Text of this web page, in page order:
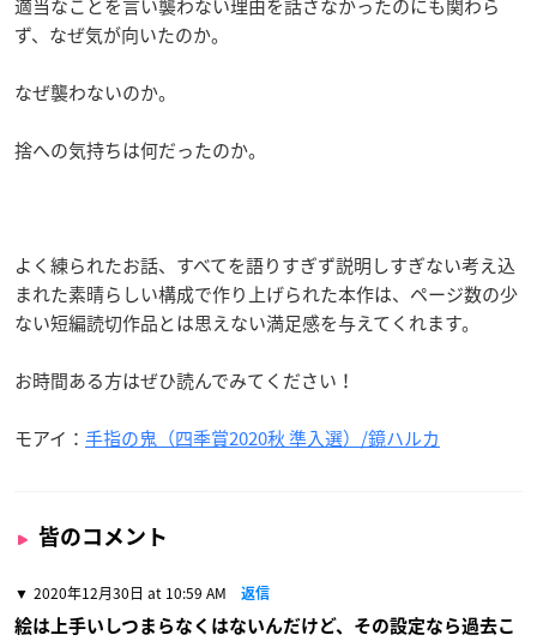
適当なことを言い襲わない理由を話さなかったのにも関わら
ず、なぜ気が向いたのか。
なぜ襲わないのか。
捨への気持ちは何だったのか。
よく練られたお話、すべてを語りすぎず説明しすぎない考え込
まれた素晴らしい構成で作り上げられた本作は、ページ数の少
ない短編読切作品とは思えない満足感を与えてくれます。
お時間ある方はぜひ読んでみてください！
モアイ： 手指の鬼（四季賞2020秋 準入選）/鏡ハルカ
皆のコメント
2020年12月30日 at 10:59 AM 返信
絵は上手いしつまらなくはないんだけど、その設定なら過去こ